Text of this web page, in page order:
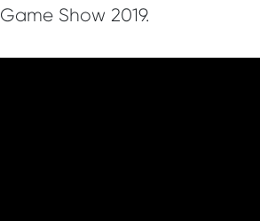
Game Show 2019.